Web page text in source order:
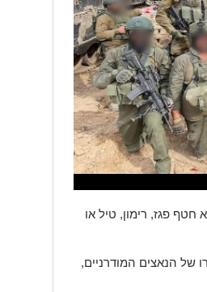
חטף פגז, רימון, טיל או
של הנאצים המודרניים,